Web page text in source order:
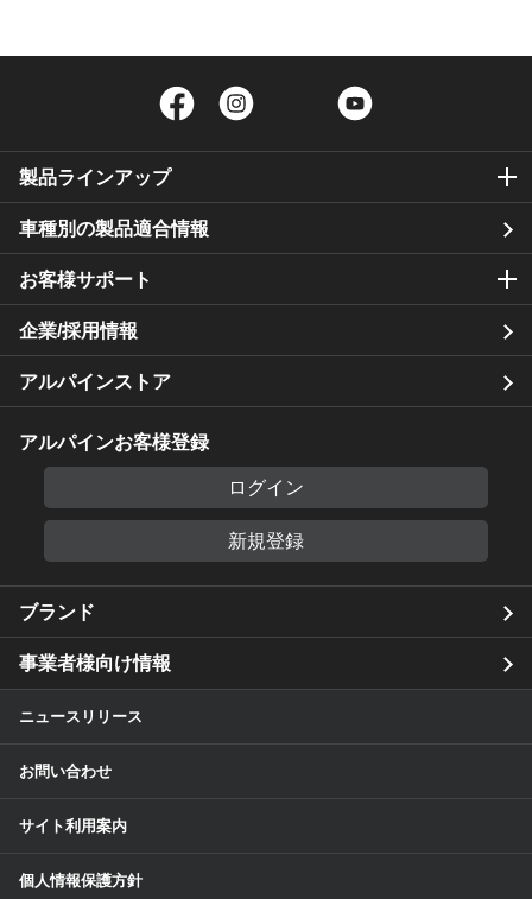
Facebook Twitter
製品ラインアップ
車種別の製品適合情報
お客様サポート
企業/採用情報
アルパインストア
アルパインお客様登録
ログイン
新規登録
ブランド
事業者様向け情報
ニュースリリース
お問い合わせ
サイト利用案内
個人情報保護方針